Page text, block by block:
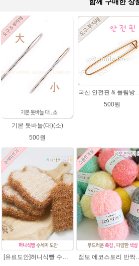
기본 돗바늘(대)(소)
500원
500원
[유료도안]허니식빵 수세미뜨기 코바늘뜨기도안 /수세미뜨기/수세미실/반짝이수세미/반짝이실/수세미실 웰빙수세미 퐁퐁수세미 식빵 코바늘수세미
점보 에코스토리 반짝이 80g 대용량 수세미뜨기 뜨개실 친환경